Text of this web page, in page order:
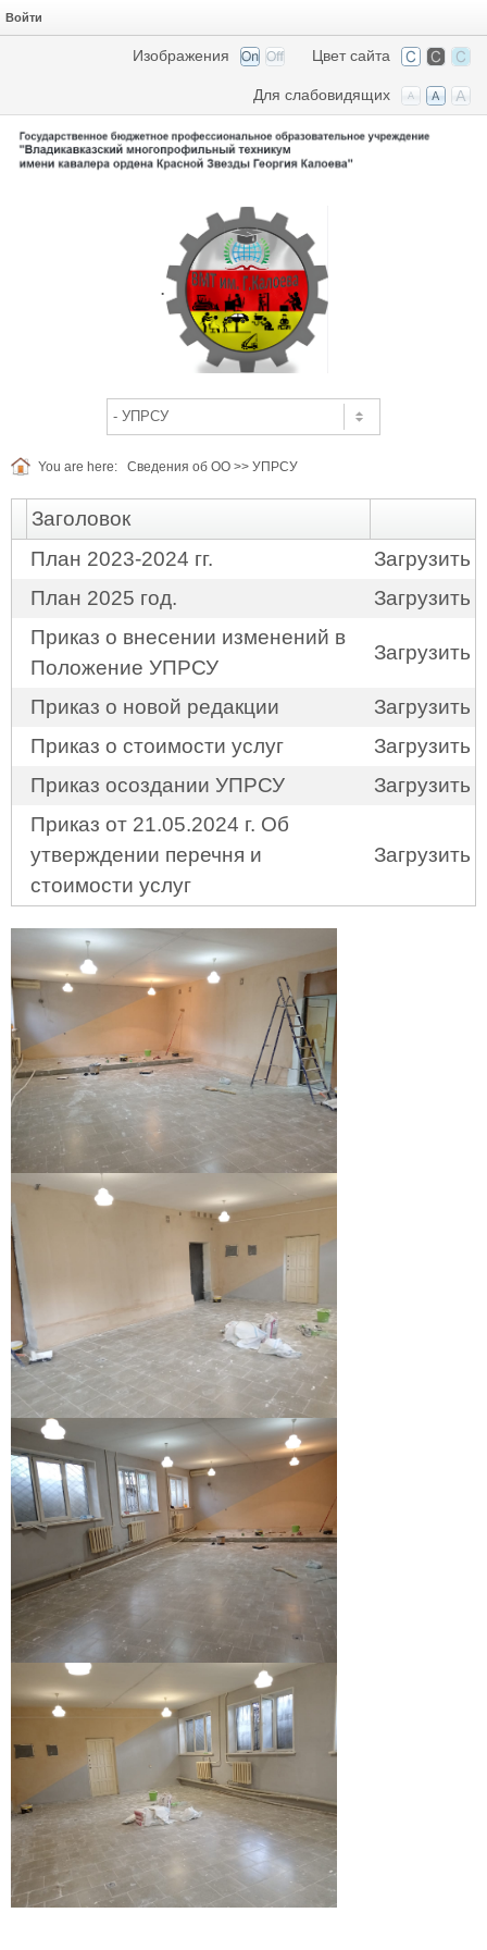
Войти
Цвет сайта
Изображения
Для слабовидящих
.
You are here: Сведения об ОО >> УПРСУ
Заголовок
План 2023-2024 гг.
Загрузить
План 2025 год.
Загрузить
Приказ о внесении изменений в
Положение УПРСУ
Загрузить
Приказ о новой редакции
Загрузить
Приказ о стоимости услуг
Загрузить
Приказ осоздании УПРСУ
Загрузить
Приказ от 21.05.2024 г. Об
утверждении перечня и
стоимости услуг
Загрузить